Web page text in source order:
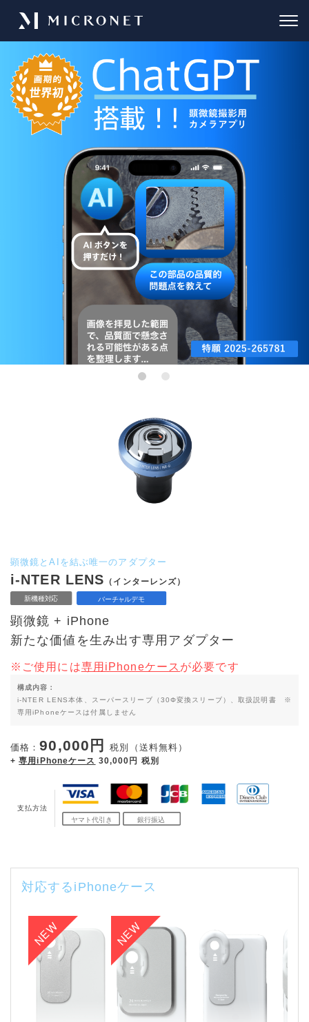
顕微鏡とAIを結ぶ唯一のアダプター
i-NTER LENS （インターレンズ）
顕微鏡 + iPhone
新たな価値を生み出す専用アダプター
※ご使用には専用iPhoneケース が必要です
構成内容：
i-NTER LENS本体、スーパースリーブ（30Φ変換スリーブ）、取扱説明書 ※
専用iPhoneケースは付属しません
価格：90,000円税別（送料無料）
+専用iPhoneケース 30,000円 税別
支払方法
対応するiPhoneケース